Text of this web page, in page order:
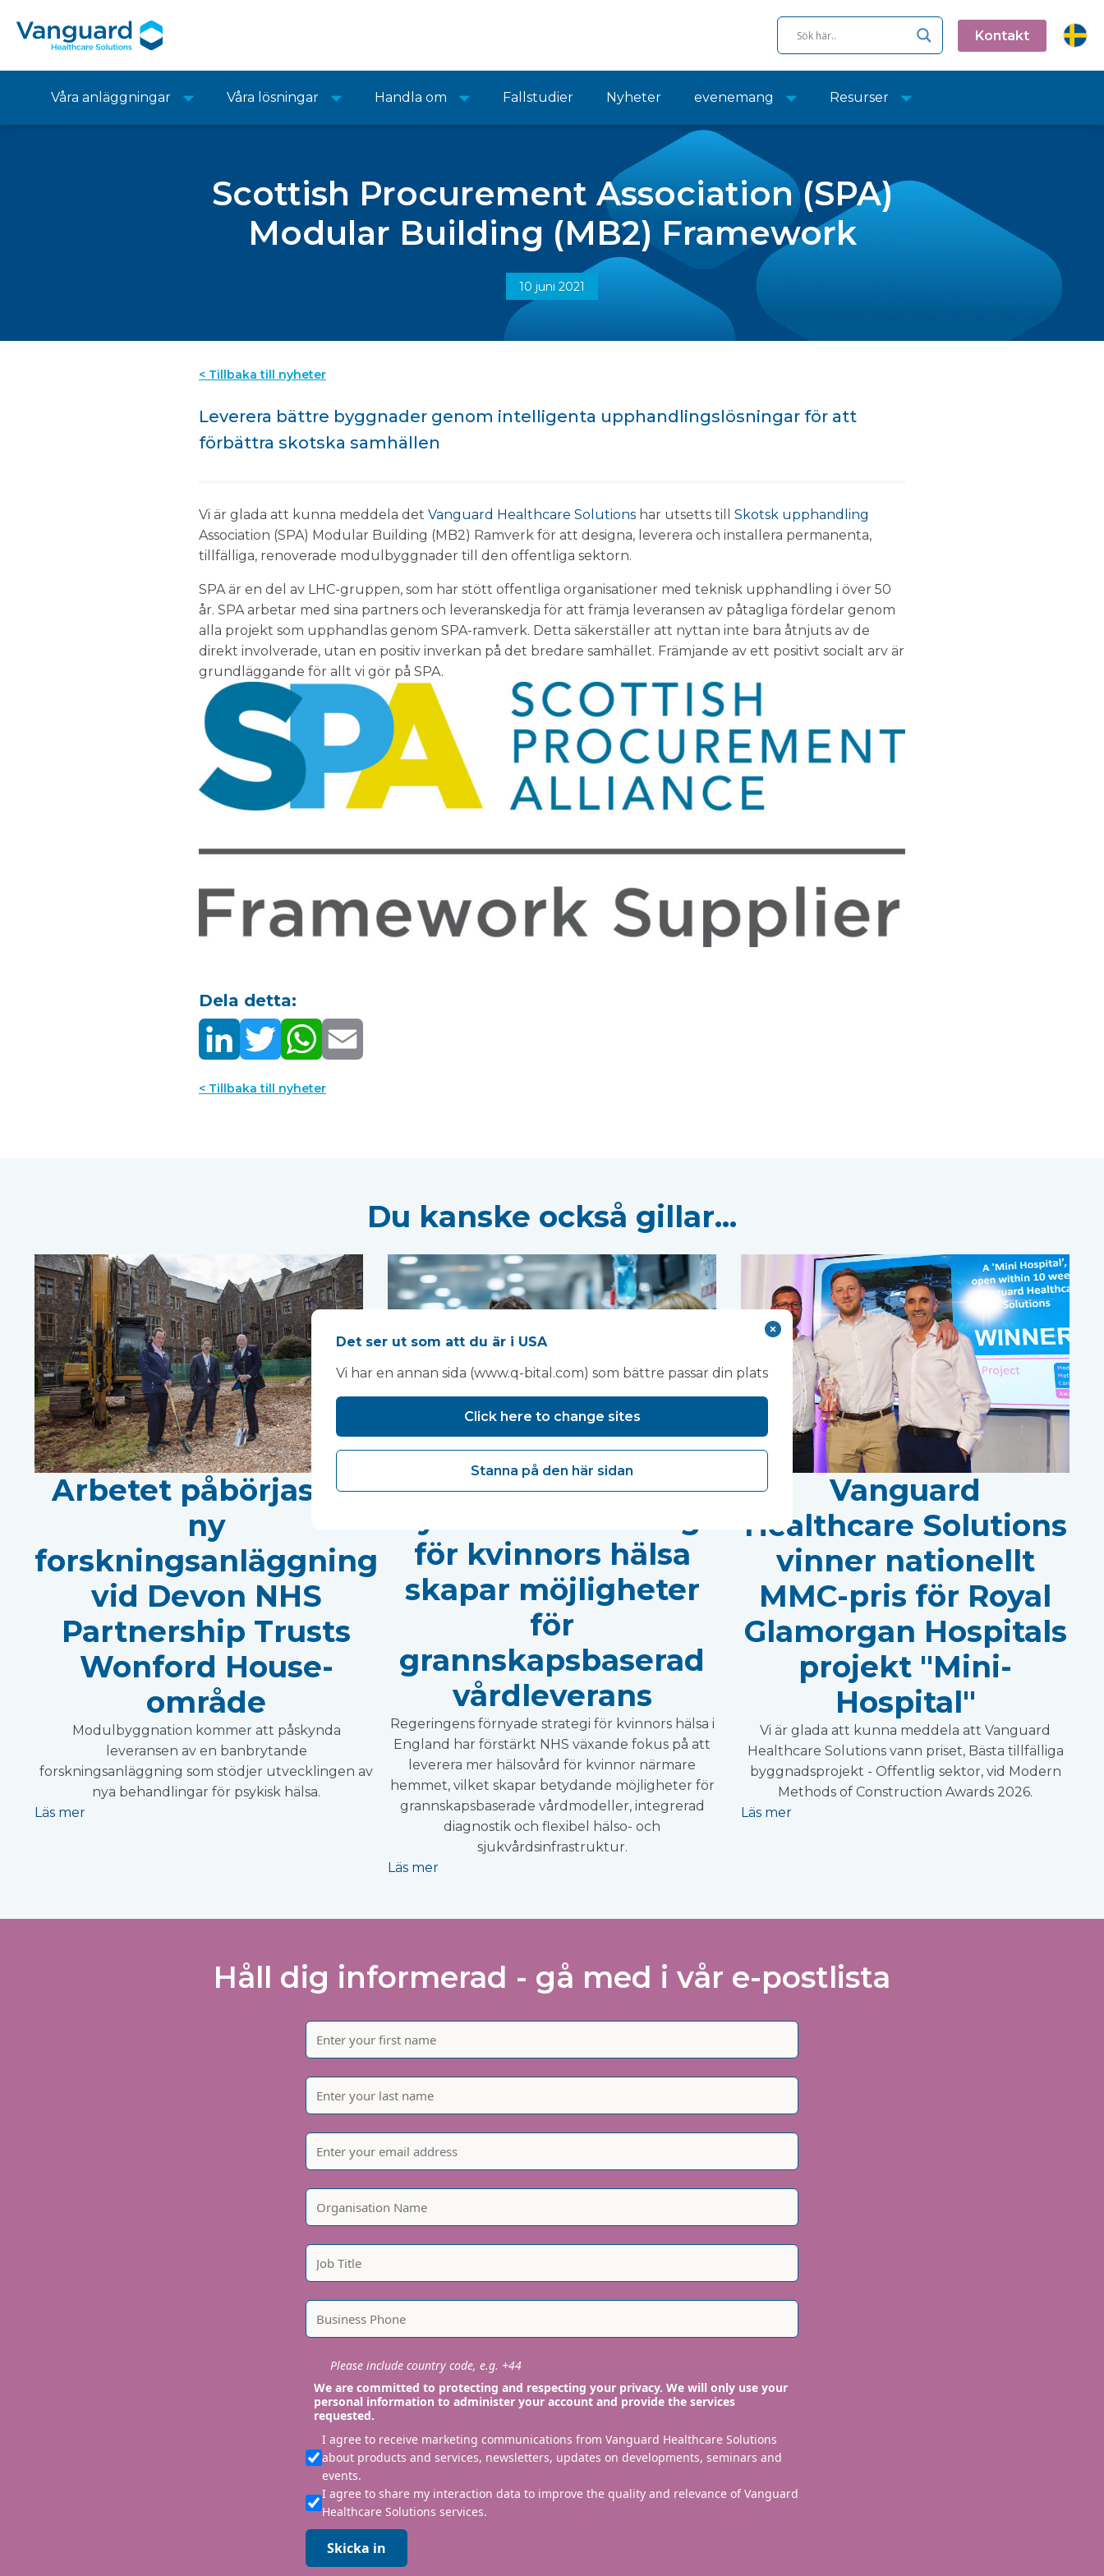
Kontakt
Våra anläggningar Våra lösningar Handla om Fallstudier Nyheter evenemang Resurser
Scottish Procurement Association (SPA)
Modular Building (MB2) Framework
10 juni 2021
< Tillbaka till nyheter
Leverera bättre byggnader genom intelligenta upphandlingslösningar för att
förbättra skotska samhällen
Vi är glada att kunna meddela det Vanguard Healthcare Solutions har utsetts till Skotsk upphandling
Association (SPA) Modular Building (MB2) Ramverk för att designa, leverera och installera permanenta,
tillfälliga, renoverade modulbyggnader till den offentliga sektorn.
SPA är en del av LHC-gruppen, som har stött offentliga organisationer med teknisk upphandling i över 50
år. SPA arbetar med sina partners och leveranskedja för att främja leveransen av påtagliga fördelar genom
alla projekt som upphandlas genom SPA-ramverk. Detta säkerställer att nyttan inte bara åtnjuts av de
direkt involverade, utan en positiv inverkan på det bredare samhället. Främjande av ett positivt socialt arv är
grundläggande för allt vi gör på SPA.
Dela detta:
< Tillbaka till nyheter
Du kanske också gillar...
Arbetet påbörjas på
ny
forskningsanläggning
vid Devon NHS
Partnership Trusts
Wonford House-
område
Modulbyggnation kommer att påskynda
leveransen av en banbrytande
forskningsanläggning som stödjer utvecklingen av
nya behandlingar för psykisk hälsa.
Läs mer
för kvinnors hälsa
skapar möjligheter
för
grannskapsbaserad
vårdleverans
Regeringens förnyade strategi för kvinnors hälsa i
England har förstärkt NHS växande fokus på att
leverera mer hälsovård för kvinnor närmare
hemmet, vilket skapar betydande möjligheter för
grannskapsbaserade vårdmodeller, integrerad
diagnostik och flexibel hälso- och
sjukvårdsinfrastruktur.
Läs mer
Vanguard
Healthcare Solutions
vinner nationellt
MMC-pris för Royal
Glamorgan Hospitals
projekt "Mini-
Hospital"
Vi är glada att kunna meddela att Vanguard
Healthcare Solutions vann priset, Bästa tillfälliga
byggnadsprojekt - Offentlig sektor, vid Modern
Methods of Construction Awards 2026.
Läs mer
Håll dig informerad - gå med i vår e-postlista
Please include country code, e.g. +44
We are committed to protecting and respecting your privacy. We will only use your
personal information to administer your account and provide the services
requested.
I agree to receive marketing communications from Vanguard Healthcare Solutions
about products and services, newsletters, updates on developments, seminars and
events.
I agree to share my interaction data to improve the quality and relevance of Vanguard
Healthcare Solutions services.
Skicka in
Det ser ut som att du är i USA
Vi har en annan sida (www.q-bital.com) som bättre passar din plats
Click here to change sites
Stanna på den här sidan